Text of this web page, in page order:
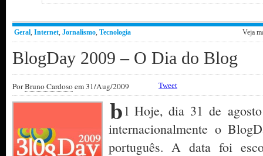
Geral, Internet, Jornalismo, Tecnologia Veja
BlogDay 2009 – O Dia do Blog
PorBruno Cardosoem 31/Aug/2009 Tweet
bl Hoje, dia 31 de
internacionalmente o
português. A data foi